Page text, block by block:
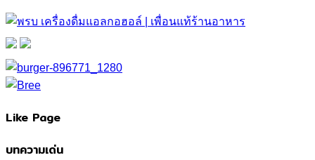
Like Page
บทความเด่น